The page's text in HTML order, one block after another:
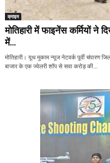
क्राइम
मोतिहारी में फाइनेंस कर्मियों ने
में...
मोतिहारी। यूथ मुकाम न्यूज नेटवर्क पूर्वी चंपारण
बाजार के एक ज्वेलरी शॉप से सवा करोड़ की...